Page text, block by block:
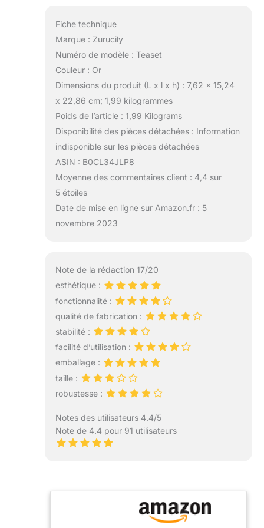
Fiche technique
Marque : Zurucily
Numéro de modèle : Teaset
Couleur : Or
Dimensions du produit (L x l x h) : 7,62 x 15,24
x 22,86 cm; 1,99 kilogrammes
Poids de l’article : 1,99 Kilograms
Disponibilité des pièces détachées : Information
indisponible sur les pièces détachées
ASIN : B0CL34JLP8
Moyenne des commentaires client : 4,4 sur
5 étoiles
Date de mise en ligne sur Amazon.fr : 5
novembre 2023
Note de la rédaction 17/20
esthétique :
fonctionnalité :
qualité de fabrication :
stabilité :
facilité d’utilisation :
emballage :
taille :
robustesse :
Notes des utilisateurs 4.4/5
Note de 4.4 pour 91 utilisateurs